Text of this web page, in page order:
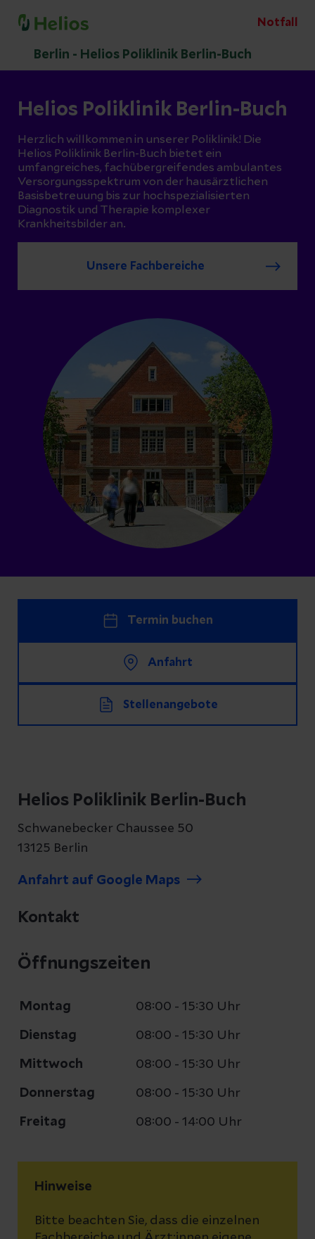
Notfall
Berlin - Helios Poliklinik Berlin-Buch
Helios Poliklinik Berlin-Buch
Herzlich willkommen in unserer Poliklinik! Die
Helios Poliklinik Berlin-Buch bietet ein
umfangreiches, fachübergreifendes ambulantes
Versorgungsspektrum von der hausärztlichen
Basisbetreuung bis zur hochspezialisierten
Diagnostik und Therapie komplexer
Krankheitsbilder an.
Unsere Fachbereiche
Termin buchen
Anfahrt
Stellenangebote
Helios Poliklinik Berlin-Buch
Schwanebecker Chaussee 50
13125 Berlin
Anfahrt auf Google Maps
Kontakt
Öffnungszeiten
Montag 08:00 - 15:30 Uhr
Dienstag 08:00 - 15:30 Uhr
Mittwoch 08:00 - 15:30 Uhr
Donnerstag 08:00 - 15:30 Uhr
Freitag 08:00 - 14:00 Uhr
Hinweise
Bitte beachten Sie, dass die einzelnen